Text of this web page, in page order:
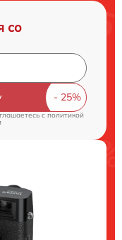
со
c политикой